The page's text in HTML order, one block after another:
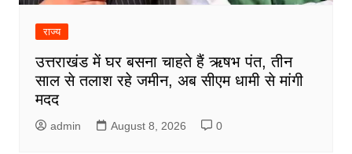
राज्य
उत्तराखंड में घर बसना चाहते हैं ऋषभ पंत, तीन
साल से तलाश रहे जमीन, अब सीएम धामी से मांगी
मदद
admin August 8, 2026 0